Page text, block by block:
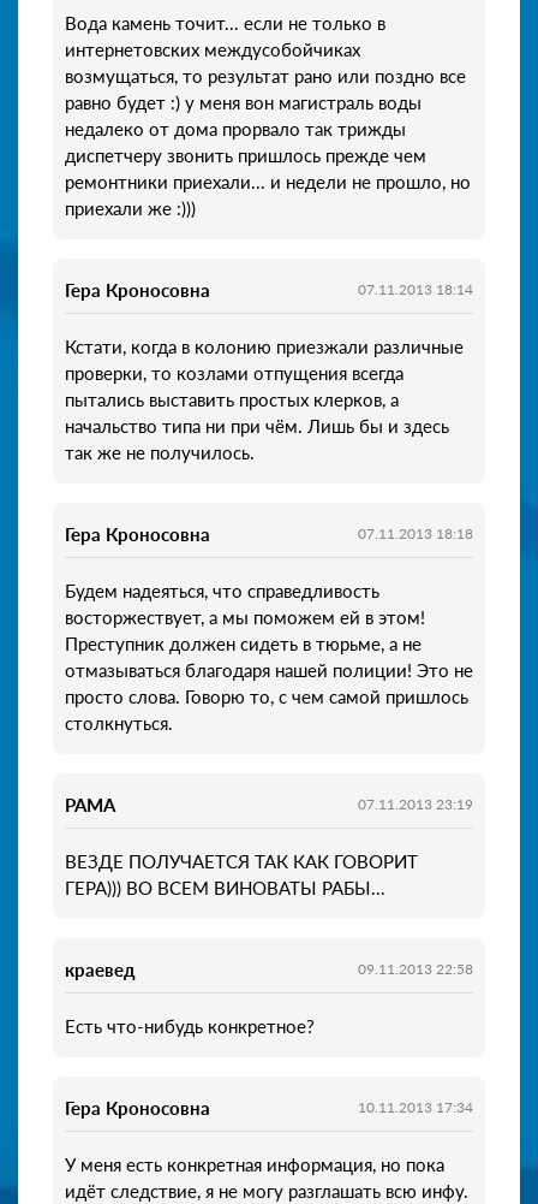
Вода камень точит... если не только в
интернетовских междусобойчиках
возмущаться, то результат рано или поздно все
равно будет :) у меня вон магистраль воды
недалеко от дома прорвало так трижды
диспетчеру звонить пришлось прежде чем
ремонтники приехали... и недели не прошло, но
приехали же :)))
Гера Кроносовна 07.11.2013 18:14
Кстати, когда в колонию приезжали различные
проверки, то козлами отпущения всегда
пытались выставить простых клерков, а
начальство типа ни при чём. Лишь бы и здесь
так же не получилось.
Гера Кроносовна 07.11.2013 18:18
Будем надеяться, что справедливость
восторжествует, а мы поможем ей в этом!
Преступник должен сидеть в тюрьме, а не
отмазываться благодаря нашей полиции! Это не
просто слова. Говорю то, с чем самой пришлось
столкнуться.
РАМА 07.11.2013 23:19
ВЕЗДЕ ПОЛУЧАЕТСЯ ТАК КАК ГОВОРИТ
ГЕРА))) ВО ВСЕМ ВИНОВАТЫ РАБЫ...
краевед 09.11.2013 22:58
Есть что-нибудь конкретное?
Гера Кроносовна 10.11.2013 17:34
У меня есть конкретная информация, но пока
идёт следствие, я не могу разглашать всю инфу.